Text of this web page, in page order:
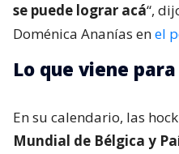
se puede lograr acá“,
Doménica Ananías enel
Lo que viene
En su calendario, las
Mundial de Bélgica y